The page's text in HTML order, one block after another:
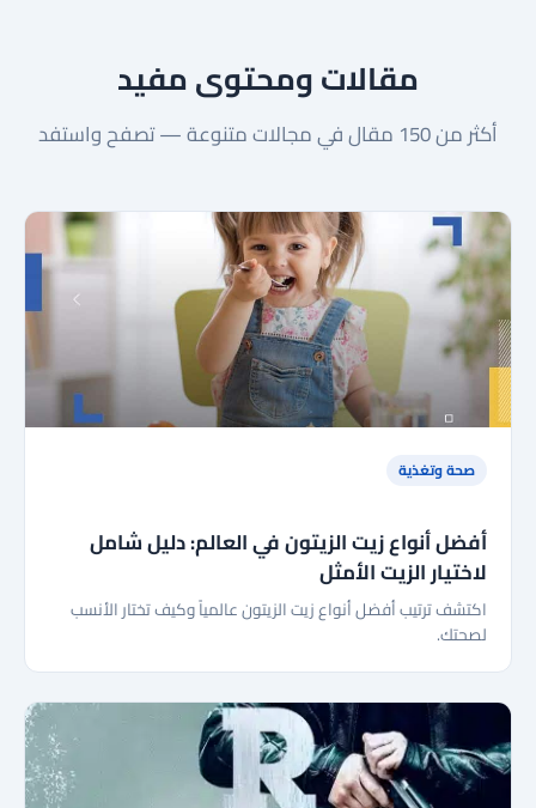
مقالات ومحتوى مفيد
أكثر من 150 مقال في مجالات متنوعة — تصفح واستفد
صحة وتغذية
أفضل أنواع زيت الزيتون في العالم: دليل شامل
لاختيار الزيت الأمثل
اكتشف ترتيب أفضل أنواع زيت الزيتون عالمياً وكيف تختار الأنسب
لصحتك.